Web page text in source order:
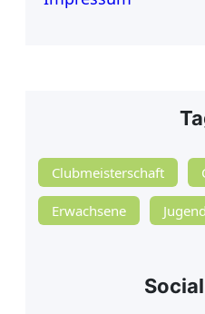
Clubmeisterschaft
Erwachsene Jugend